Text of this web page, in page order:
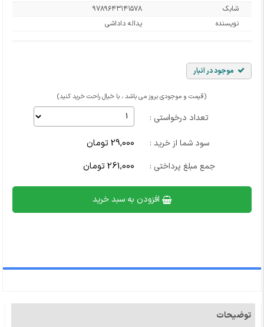
شابک
۹۷۸۹۶۴۳۱۴۱۵۷۸
نویسنده
یداله داداشی
موجود در انبار
(قیمت و موجودی بروز می باشد ، با خیال راحت خرید کنید)
تعداد درخواستی :
سود شما از خرید : 29,000 تومان
جمع مبلغ پرداختی : 261,000 تومان
افزودن به سبد خرید
توضیحات